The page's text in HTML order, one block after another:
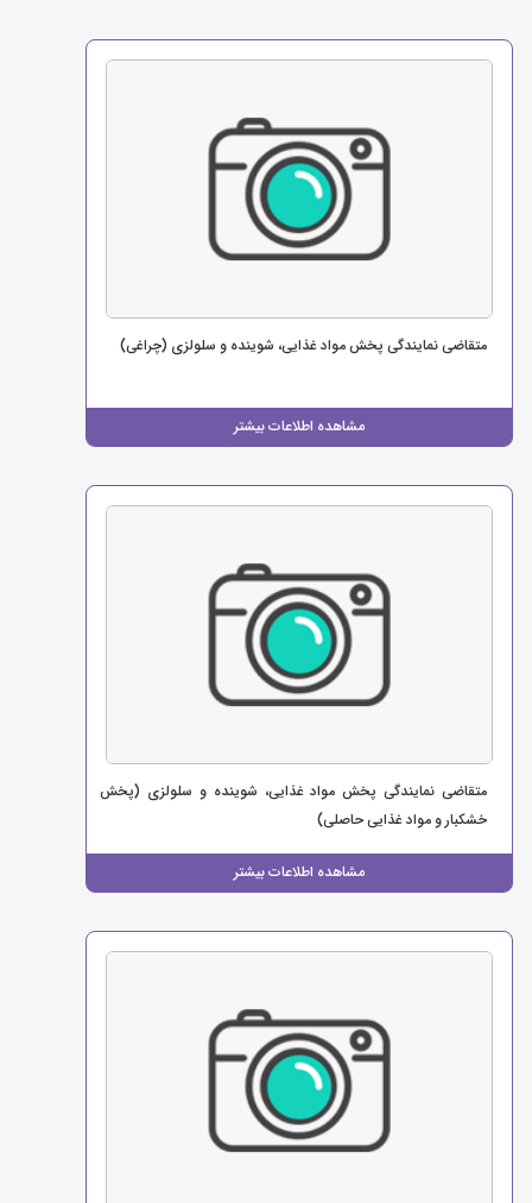
مشاهده اطلاعات بیشتر
متقاضی نمایندگی پخش مواد غذایی، شوینده و سلولزی (چراغی)
مشاهده اطلاعات بیشتر
متقاضی نمایندگی پخش مواد غذایی، شوینده و سلولزی (پخش
خشکبار و مواد غذایی حاصلی)